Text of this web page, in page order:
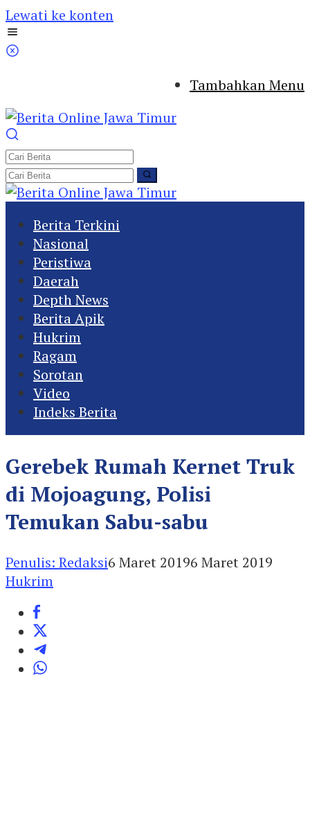
Lewati ke konten
Tambahkan Menu
Berita Terkini
Nasional
Peristiwa
Daerah
Depth News
Berita Apik
Hukrim
Ragam
Sorotan
Video
Indeks Berita
Gerebek Rumah Kernet Truk
di Mojoagung, Polisi
Temukan Sabu-sabu
Penulis: Redaksi6 Maret 20196 Maret 2019
Hukrim